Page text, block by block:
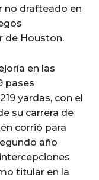
no drafteado en
de Houston.
en las
pases
yardas, con el
su carrera de
corrió para
año
titular en la